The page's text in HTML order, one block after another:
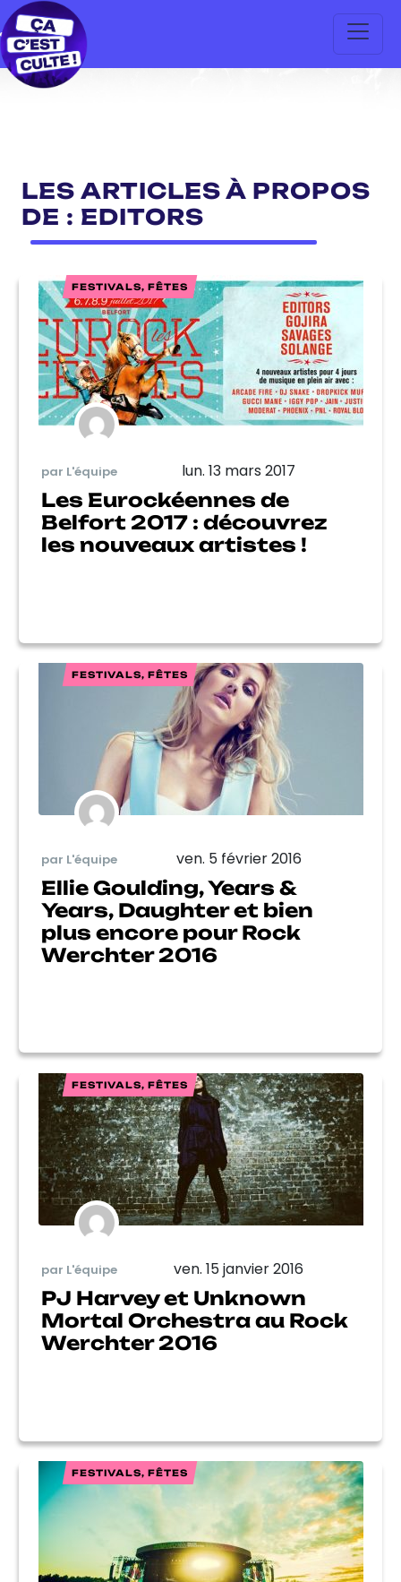
LES ARTICLES À PROPOS
DE : EDITORS
FESTIVALS, FÊTES
par L'équipe lun. 13 mars 2017
Les Eurockéennes de
Belfort 2017 : découvrez
les nouveaux artistes !
FESTIVALS, FÊTES
par L'équipe ven. 5 février 2016
Ellie Goulding, Years &
Years, Daughter et bien
plus encore pour Rock
Werchter 2016
FESTIVALS, FÊTES
par L'équipe ven. 15 janvier 2016
PJ Harvey et Unknown
Mortal Orchestra au Rock
Werchter 2016
FESTIVALS, FÊTES